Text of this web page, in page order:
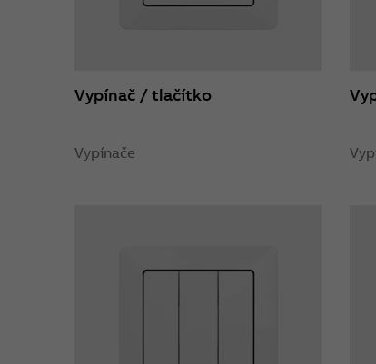
Vypínač / tlačítko
Vypínače